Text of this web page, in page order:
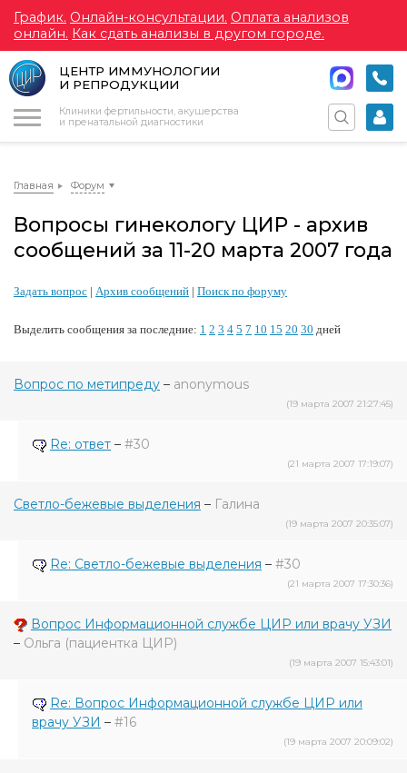
График. Онлайн-консультации. Оплата анализов
онлайн. Как сдать анализы в другом городе.
ЦЕНТР ИММУНОЛОГИИ
И РЕПРОДУКЦИИ
Клиники фертильности, акушерства
и пренатальной диагностики
Главная Форум
Вопросы гинекологу ЦИР - архив
сообщений за 11-20 марта 2007 года
Задать вопрос | Архив сообщений | Поиск по форуму
Выделить сообщения за последние: 1 2 3 4 5 7 10 15 20 30 дней
Вопрос по метипреду – anonymous
(19 марта 2007 21:27:45)
Re: ответ – #30
(21 марта 2007 17:19:07)
Светло-бежевые выделения – Галина
(19 марта 2007 20:35:07)
Re: Светло-бежевые выделения – #30
(21 марта 2007 17:30:36)
Вопрос Информационной службе ЦИР или врачу УЗИ
– Ольга (пациентка ЦИР)
(19 марта 2007 15:43:01)
Re: Вопрос Информационной службе ЦИР или
врачу УЗИ – #16
(19 марта 2007 20:09:02)